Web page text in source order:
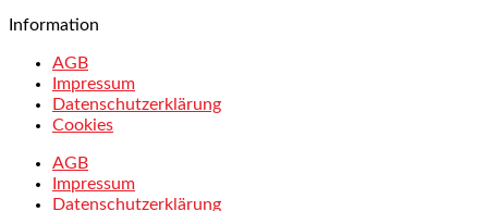
Information
AGB
Impressum
Datenschutzerklärung
Cookies
AGB
Impressum
Datenschutzerklärung